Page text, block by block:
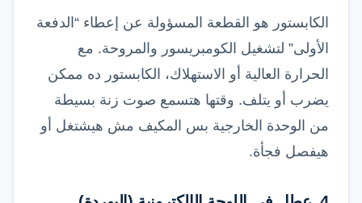
الكابستور هو القطعة المسؤولة عن إعطاء “الدفعة
الأولى” لتشغيل الكومبريسور والمروحة. مع
الحرارة العالية أو الاستهلاك، الكابستور ده ممكن
يضرب أو يتلف. وقتها هتسمع صوت زنة بسيطة
من الوحدة الخارجية بس المكيف مش هيشتغل أو
هيفصل فجأة.